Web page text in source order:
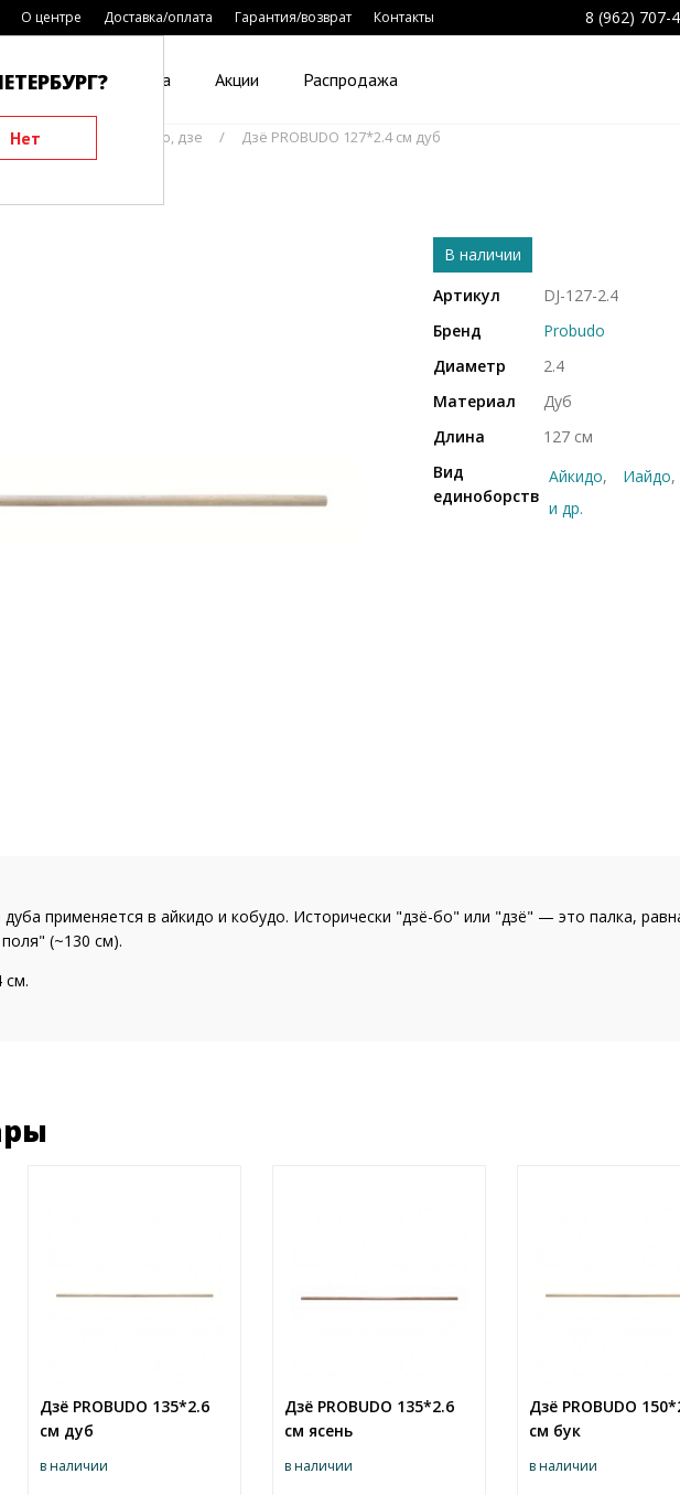
О центре Доставка/оплата Гарантия/возврат Контакты 8 (962) 707-
Виды спорта Акции Распродажа
макеты Бо, дзе Дзё PROBUDO 127*2.4 см дуб
В наличии
Артикул
DJ-127-2.4
Бренд
Probudo
Диаметр
2.4
Материал
Дуб
Длина
127 см
Вид
единоборств
Айкидо
Иайдо
и др.
дуба применяется в айкидо и кобудо. Исторически "дзё-бо" или "дзё" — это палка,
(~130 см).
см.
Дзё PROBUDO 135*2.6
см дуб
в наличии
Дзё PROBUDO 135*2.6
см ясень
в наличии
Дзё PROBUDO
см бук
в наличии